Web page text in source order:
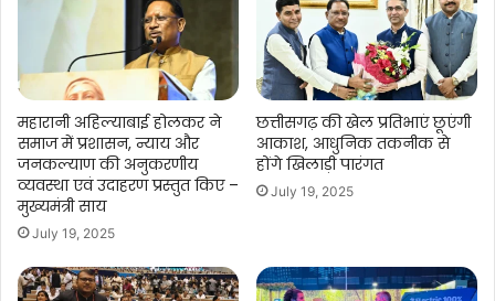
महारानी अहिल्याबाई होलकर ने
समाज में प्रशासन, न्याय और
जनकल्याण की अनुकरणीय
व्यवस्था एवं उदाहरण प्रस्तुत किए –
मुख्यमंत्री साय
July 19, 2025
छत्तीसगढ़ की खेल प्रतिभाएं छूएंगी
आकाश, आधुनिक तकनीक से
होंगे खिलाड़ी पारंगत
July 19, 2025